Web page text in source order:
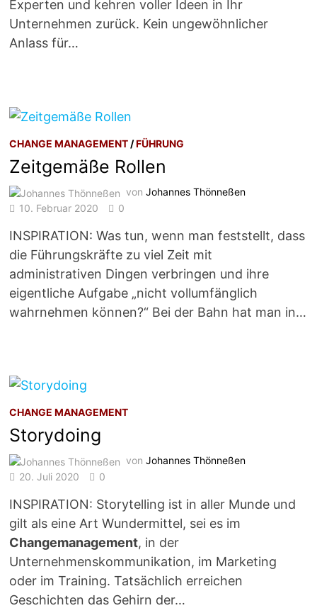
Experten und kehren voller Ideen in Ihr
Unternehmen zurück. Kein ungewöhnlicher
Anlass für…
CHANGE MANAGEMENT /FÜHRUNG
Zeitgemäße Rollen
vonJohannes Thönneßen
10. Februar 2020
0
INSPIRATION: Was tun, wenn man feststellt, dass
die Führungskräfte zu viel Zeit mit
administrativen Dingen verbringen und ihre
eigentliche Aufgabe „nicht vollumfänglich
wahrnehmen können?“ Bei der Bahn hat man in…
CHANGE MANAGEMENT
Storydoing
vonJohannes Thönneßen
20. Juli 2020
0
INSPIRATION: Storytelling ist in aller Munde und
gilt als eine Art Wundermittel, sei es im
Changemanagement, in der
Unternehmenskommunikation, im Marketing
oder im Training. Tatsächlich erreichen
Geschichten das Gehirn der…